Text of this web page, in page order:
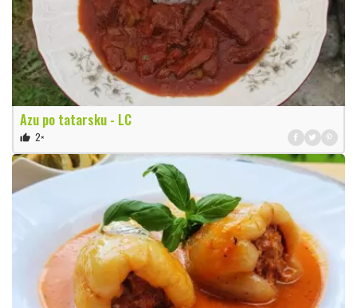
Azu po tatarsku - LC
thumb_up 2×